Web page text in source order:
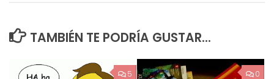
TAMBIÉN TE PODRÍA GUSTAR...
5 0